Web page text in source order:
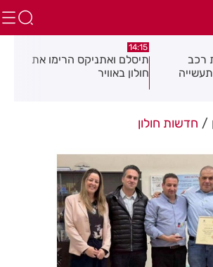
רכב
14:15
תיסלם ואתניקס הרימו את
חולון באוויר
חדשות חולון